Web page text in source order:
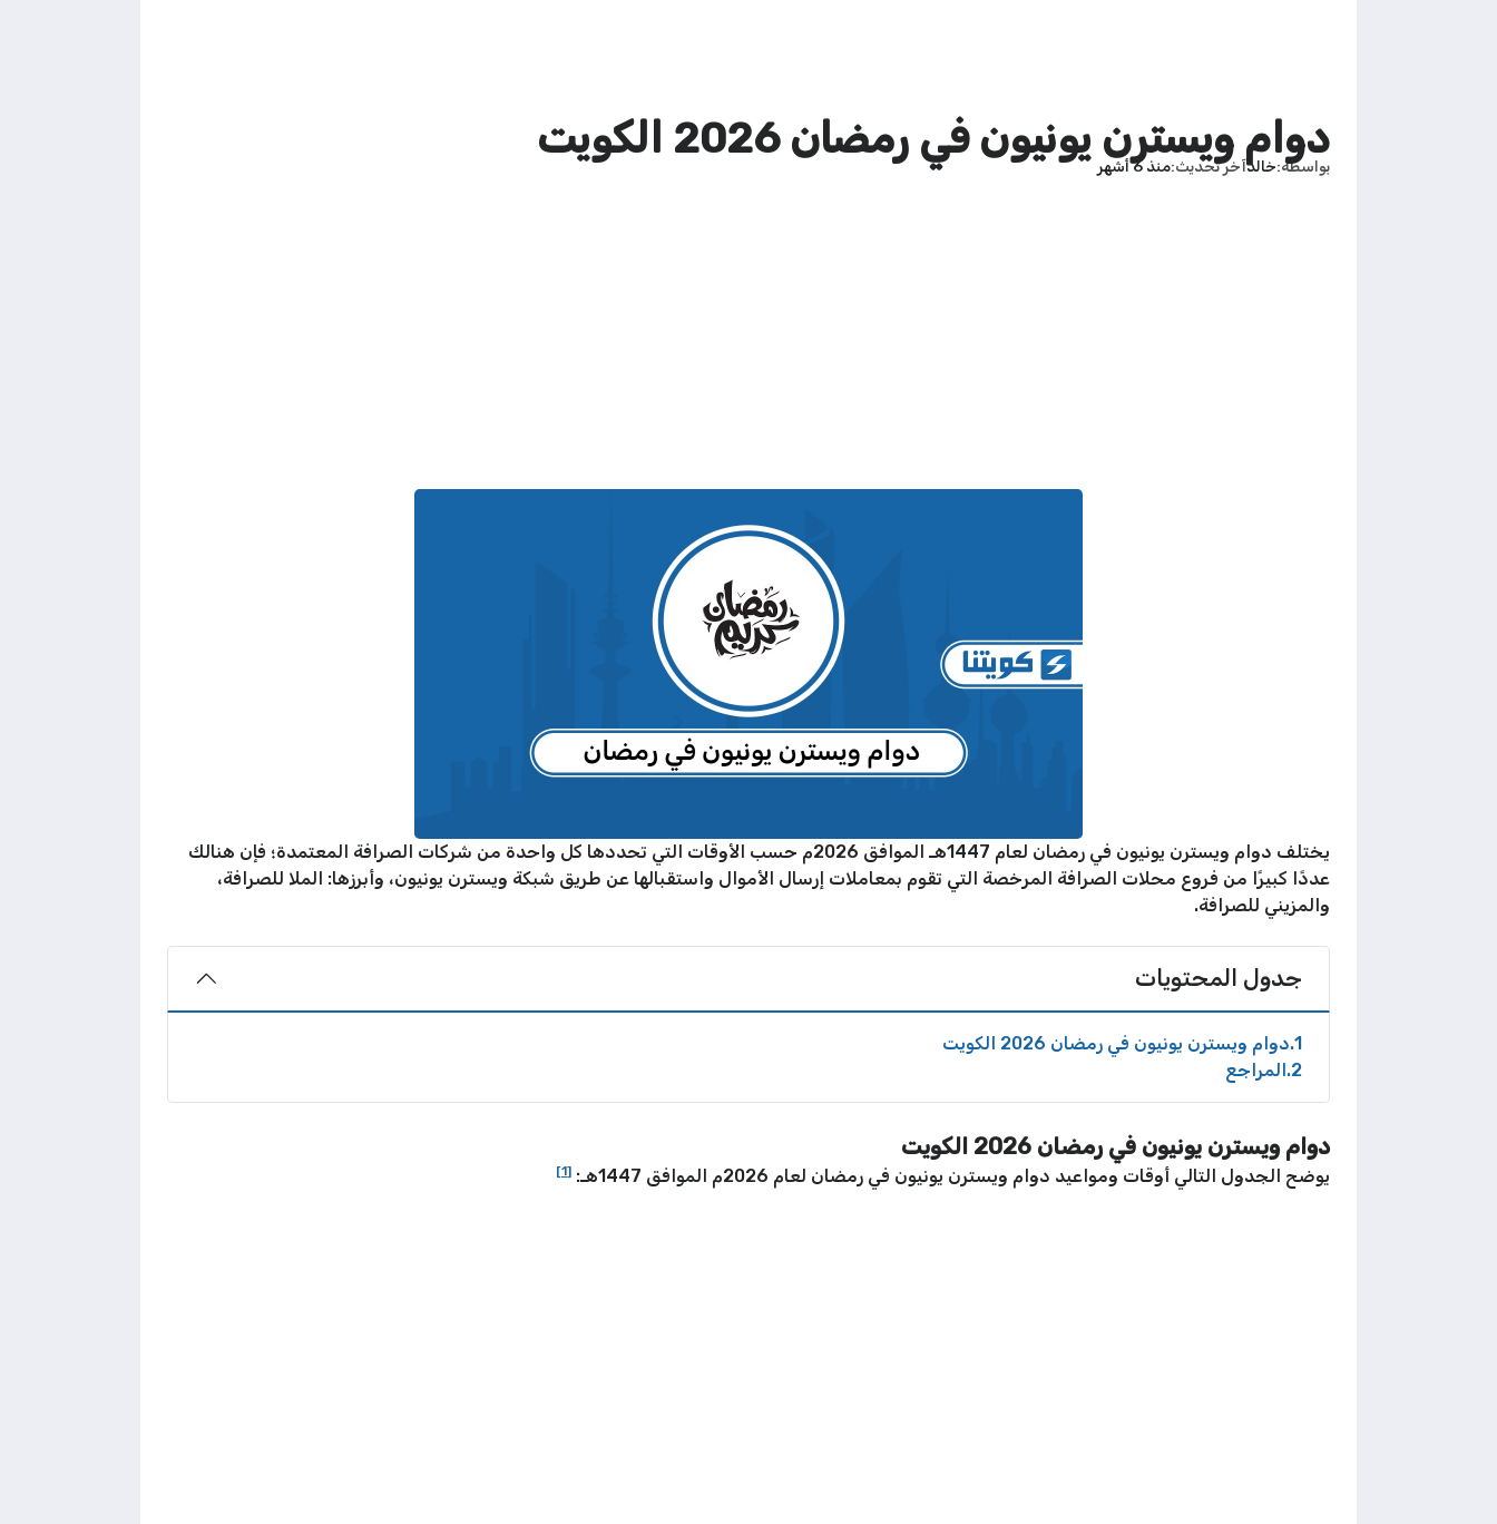
دوام ويسترن يونيون في رمضان 2026 الكويت
بواسطة خالدآخر تحديث منذ 6 أشهر
يختلف دوام ويسترن يونيون في رمضان لعام 1447هـ الموافق 2026م حسب الأوقات التي تحددها كل واحدة من شركات الصرافة المعتمدة؛ فإن هنالك
عددًا كبيرًا من فروع محلات الصرافة المرخصة التي تقوم بمعاملات إرسال الأموال واستقبالها عن طريق شبكة ويسترن يونيون، وأبرزها: الملا للصرافة،
والمزيني للصرافة.
جدول المحتويات
1 دوام ويسترن يونيون في رمضان 2026 الكويت
2 المراجع
دوام ويسترن يونيون في رمضان 2026 الكويت
يوضح الجدول التالي أوقات ومواعيد دوام ويسترن يونيون في رمضان لعام 2026م الموافق 1447هـ: [1]